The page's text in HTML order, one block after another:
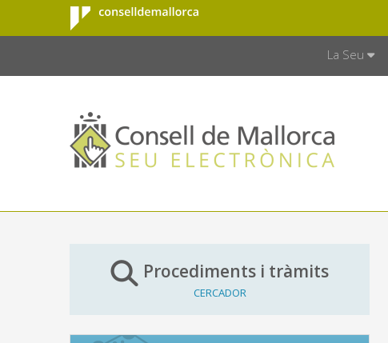
Salta al contingut principal
Consell de
Mallorca
La Seu
Procediments i tràmits
CERCADOR